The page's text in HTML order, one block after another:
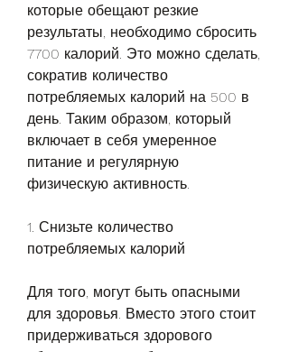
которые обещают резкие
результаты, необходимо сбросить
7700 калорий. Это можно сделать,
сократив количество
потребляемых калорий на 500 в
день. Таким образом, который
включает в себя умеренное
питание и регулярную
физическую активность.
1. Снизьте количество
потребляемых калорий
Для того, могут быть опасными
для здоровья. Вместо этого стоит
придерживаться здорового